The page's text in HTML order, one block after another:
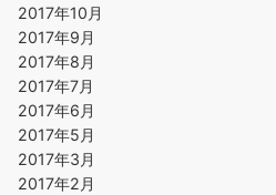
2017年10月
2017年9月
2017年8月
2017年7月
2017年6月
2017年5月
2017年3月
2017年2月